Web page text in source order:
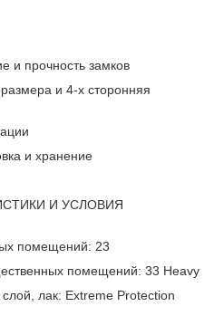
и прочность замков
и 4-х сторонняя
и хранение
И УСЛОВИЯ
помещений: 23
помещений: 33 Heavy
лак: Extreme Protection